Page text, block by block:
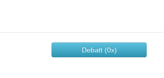
Debatt (0x)